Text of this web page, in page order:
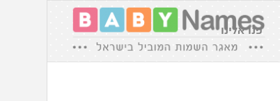
פנו אלינו